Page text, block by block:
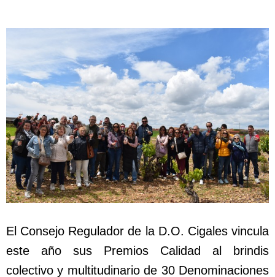
El Consejo Regulador de la D.O. Cigales vincula
este año sus Premios Calidad al brindis
colectivo y multitudinario de 30 Denominaciones